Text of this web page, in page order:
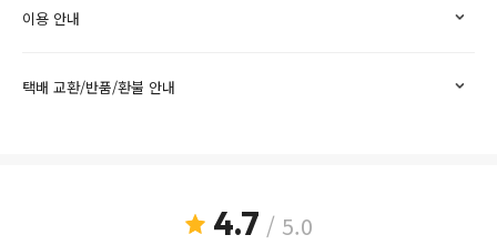
이용 안내
택배 교환/반품/환불 안내
4.7 / 5.0